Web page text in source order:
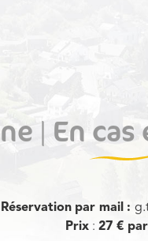
| En
Réservation par mail :
Prix: 27 €